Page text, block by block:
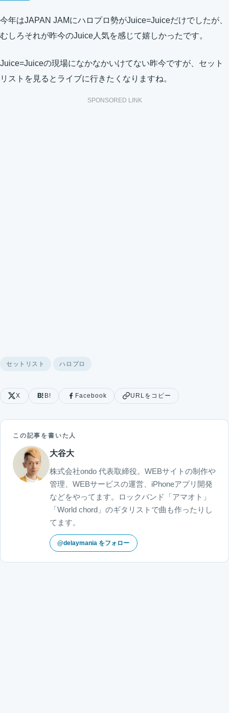
今年はJAPAN JAMにハロプロ勢がJuice=Juiceだけでしたが、
むしろそれが昨今のJuice人気を感じて嬉しかったです。
Juice=Juiceの現場になかなかいけてない昨今ですが、セット
リストを見るとライブに行きたくなりますね。
SPONSORED LINK
セットリスト ハロプロ
X B! Facebook URLをコピー
この記事を書いた人
大谷大
株式会社ondo 代表取締役。WEBサイトの制作や
管理、WEBサービスの運営、iPhoneアプリ開発
などをやってます。ロックバンド「アマオト」
「World chord」のギタリストで曲も作ったりし
てます。
@delaymania をフォロー